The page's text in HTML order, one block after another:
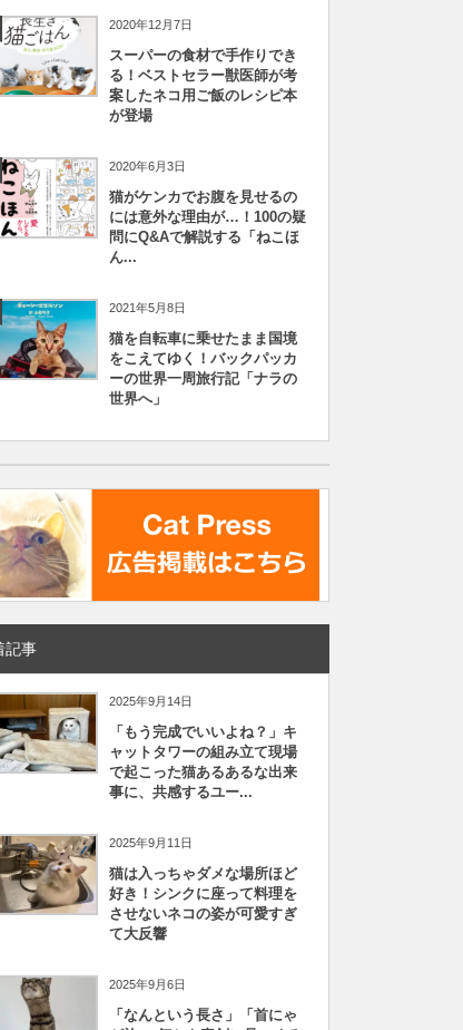
2020年12月7日
スーパーの食材で手作りでき
る！ベストセラー獣医師が考
案したネコ用ご飯のレシピ本
が登場
2020年6月3日
猫がケンカでお腹を見せるの
には意外な理由が…！100の疑
問にQ&Aで解説する「ねこほ
ん...
2021年5月8日
猫を自転車に乗せたまま国境
をこえてゆく！バックパッカ
ーの世界一周旅行記「ナラの
世界へ」
記事
2025年9月14日
「もう完成でいいよね？」キ
ャットタワーの組み立て現場
で起こった猫あるあるな出来
事に、共感するユー...
2025年9月11日
猫は入っちゃダメな場所ほど
好き！シンクに座って料理を
させないネコの姿が可愛すぎ
て大反響
2025年9月6日
「なんという長さ」「首にゃ